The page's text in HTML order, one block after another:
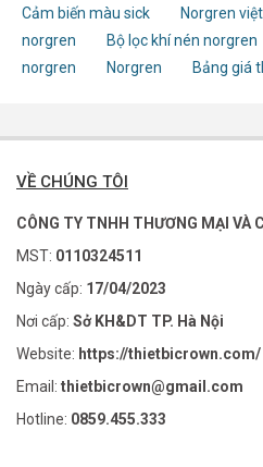
Cảm biến màu sick
Norgren
norgren
Bộ lọc khí nén norgren
norgren
Norgren Bảng giá
VỀ CHÚNG TÔI
CÔNG TY TNHH THƯƠNG MẠI VÀ
MST: 0110324511
Ngày cấp: 17/04/2023
Nơi cấp: Sở KH&DT TP. Hà Nội
Website: https://thietbicrown.com/
Email: thietbicrown@gmail.com
Hotline: 0859.455.333